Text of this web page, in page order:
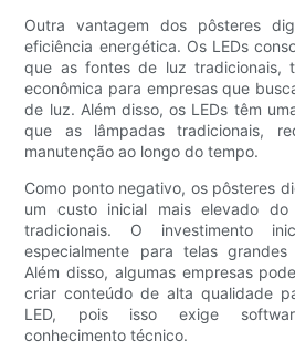
Outra vantagem dos pôsteres
eficiência energética. Os LEDs
que as fontes de luz tradicionais,
econômica para empresas que
de luz. Além disso, os LEDs têm
que as lâmpadas tradicionais,
manutenção ao longo do tempo.
Como ponto negativo, os pôsteres
um custo inicial mais elevado
tradicionais. O investimento
especialmente para telas
Além disso, algumas empresas
criar conteúdo de alta qualidade
LED, pois isso exige
conhecimento técnico.